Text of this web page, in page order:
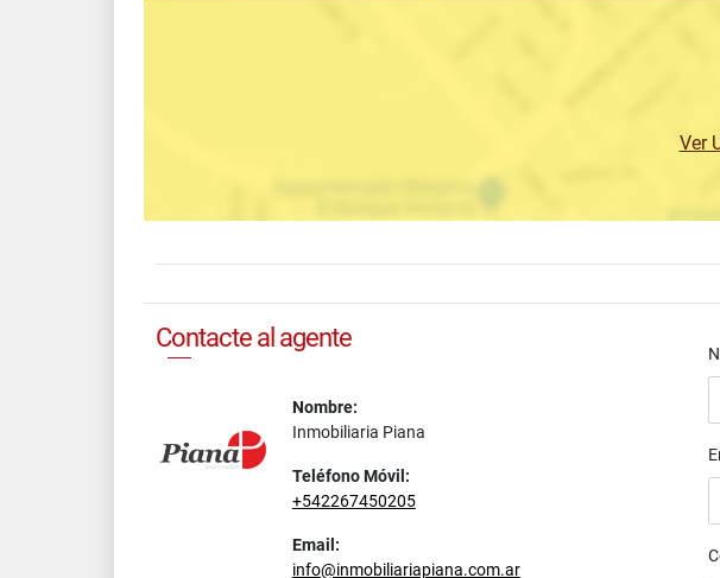
Ver
Contacte al agente
Nombre:
Inmobiliaria Piana
Teléfono Móvil:
+542267450205
Email:
info@inmobiliariapiana.com.ar